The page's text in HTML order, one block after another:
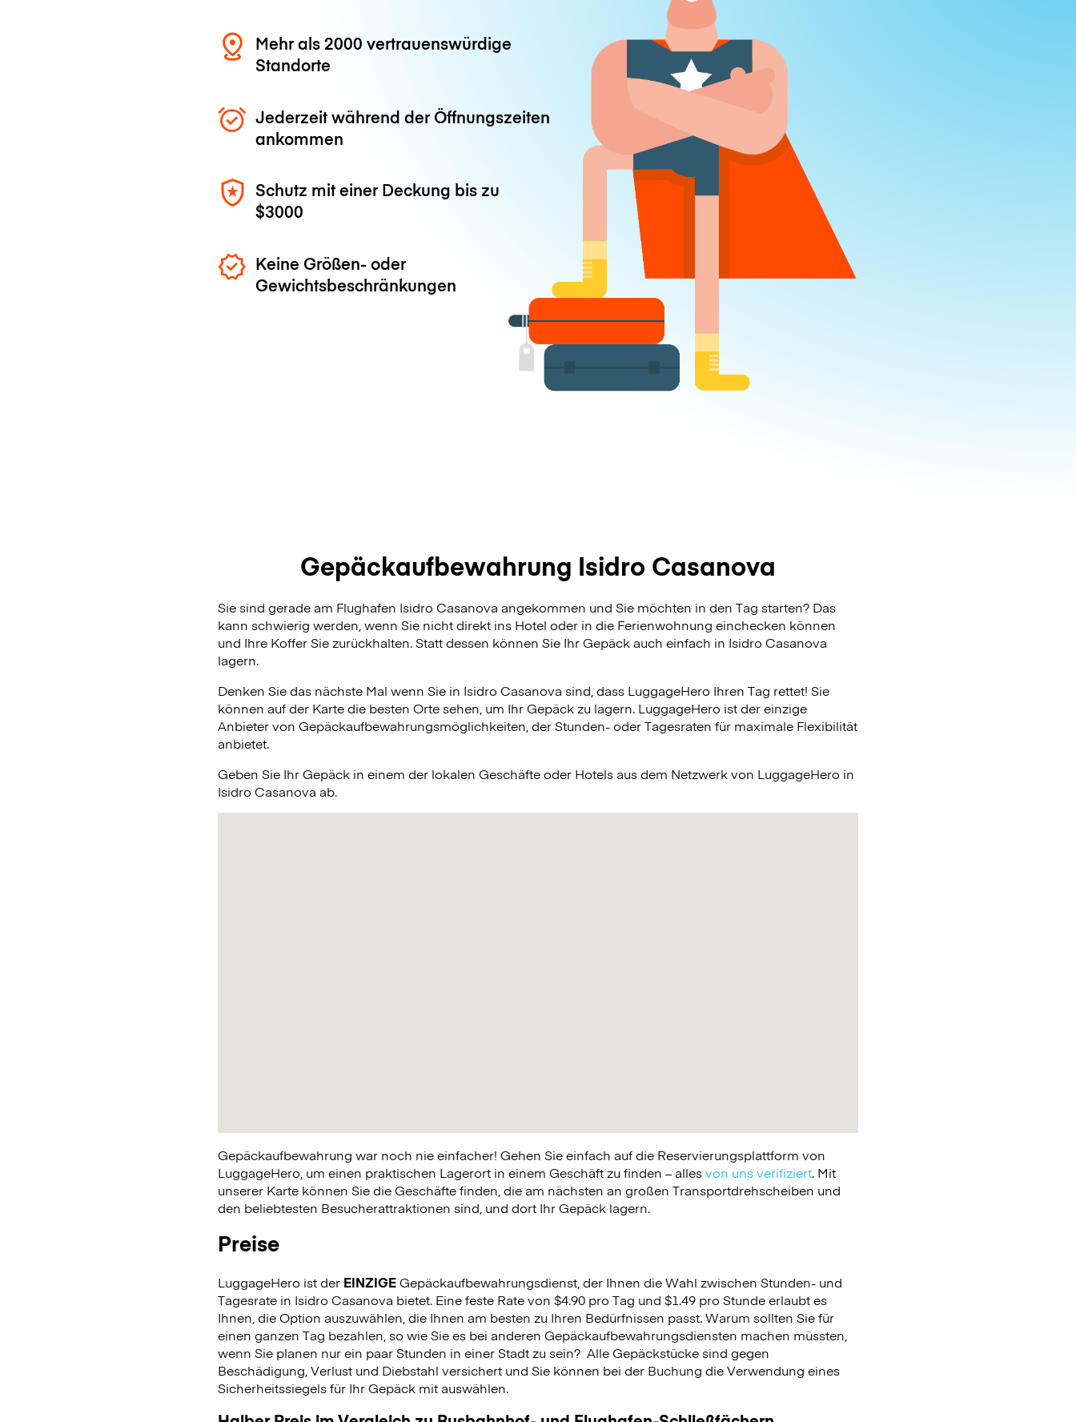
Mehr als 2000 vertrauenswürdige
Standorte
Jederzeit während der Öffnungszeiten
ankommen
Schutz mit einer Deckung bis zu
$3000
Keine Größen- oder
Gewichtsbeschränkungen
Gepäckaufbewahrung Isidro Casanova
Sie sind gerade am Flughafen Isidro Casanova angekommen und Sie möchten in den Tag starten? Das
kann schwierig werden, wenn Sie nicht direkt ins Hotel oder in die Ferienwohnung einchecken können
und Ihre Koffer Sie zurückhalten. Statt dessen können Sie Ihr Gepäck auch einfach in Isidro Casanova
lagern.
Denken Sie das nächste Mal wenn Sie in Isidro Casanova sind, dass LuggageHero Ihren Tag rettet! Sie
können auf der Karte die besten Orte sehen, um Ihr Gepäck zu lagern. LuggageHero ist der einzige
Anbieter von Gepäckaufbewahrungsmöglichkeiten, der Stunden- oder Tagesraten für maximale Flexibilität
anbietet.
Geben Sie Ihr Gepäck in einem der lokalen Geschäfte oder Hotels aus dem Netzwerk von LuggageHero in
Isidro Casanova ab.
Gepäckaufbewahrung war noch nie einfacher! Gehen Sie einfach auf die Reservierungsplattform von
LuggageHero, um einen praktischen Lagerort in einem Geschäft zu finden – allesvon uns verifiziert. Mit
unserer Karte können Sie die Geschäfte finden, die am nächsten an großen Transportdrehscheiben und
den beliebtesten Besucherattraktionen sind, und dort Ihr Gepäck lagern.
Preise
LuggageHero ist der EINZIGEGepäckaufbewahrungsdienst, der Ihnen die Wahl zwischen Stunden- und
Tagesrate in Isidro Casanova bietet. Eine feste Rate von $4.90 pro Tag und $1.49 pro Stunde erlaubt es
Ihnen, die Option auszuwählen, die Ihnen am besten zu Ihren Bedürfnissen passt. Warum sollten Sie für
einen ganzen Tag bezahlen, so wie Sie es bei anderen Gepäckaufbewahrungsdiensten machen müssten,
wenn Sie planen nur ein paar Stunden in einer Stadt zu sein? Alle Gepäckstücke sind gegen
Beschädigung, Verlust und Diebstahl versichert und Sie können bei der Buchung die Verwendung eines
Sicherheitssiegels für Ihr Gepäck mit auswählen.